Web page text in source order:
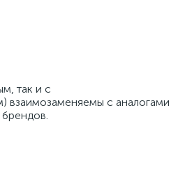
так и с
взаимозаменяемы с аналогами